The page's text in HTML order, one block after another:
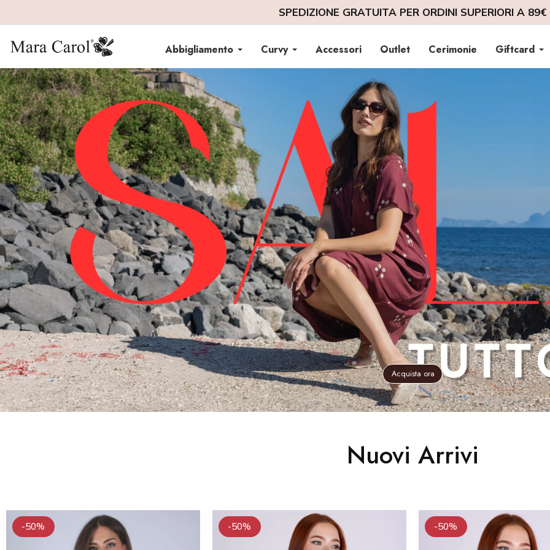
SPEDIZIONE IN 2/3 GIORNI LAVORATIVI
Abbigliamento Curvy Accessori Outlet Cerimonie Giftcard
Acquista ora
Nuovi Arrivi
-50% -50% -50%